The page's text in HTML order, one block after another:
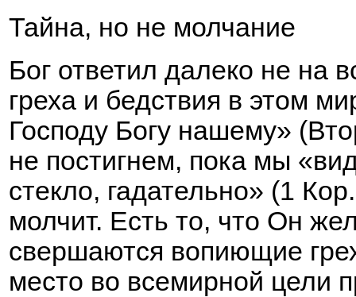
Тайна, но не молчание
Бог ответил далеко не на
греха и бедствия в этом
Господу Богу нашему»
не постигнем, пока мы
стекло, гадательно» (1
молчит. Есть то, что Он
свершаются вопиющие
место во всемирной цели